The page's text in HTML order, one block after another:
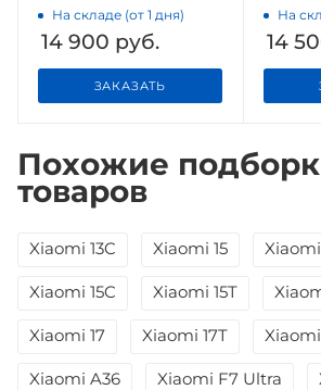
На складе (от 1 дня)
14 900 руб.
ЗАКАЗАТЬ
На
14
Похожие
товаров
Xiaomi 13C Xiaomi 15
Xiaomi 15C Xiaomi 15T
Xiaomi 17 Xiaomi 17T
Xiaomi A36 Xiaomi F7 Ultra